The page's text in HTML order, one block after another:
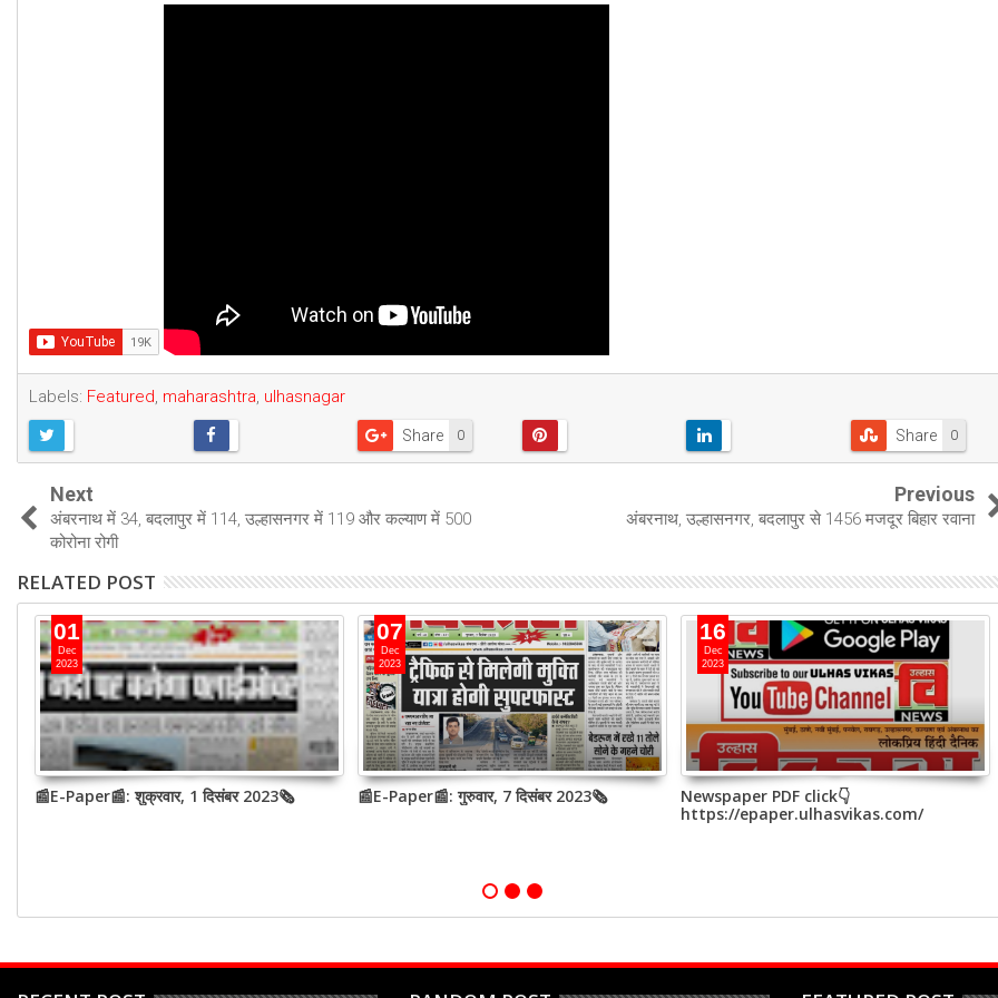
Labels: Featured, maharashtra, ulhasnagar
0
Share 0
Share
Next
अंबरनाथ में 34, बदलापुर में 114, उल्हासनगर में 119 और कल्याण में 500
कोरोना रोगी
Previous
अंबरनाथ, उल्हासनगर, बदलापुर से 1456 मजदूर बिहार रवाना
RELATED POST
01
Dec
2023
📰E-Paper📰: शुक्रवार, 1 दिसंबर 2023🗞
07
Dec
2023
📰E-Paper📰: गुरुवार, 7 दिसंबर 2023🗞
16
Dec
2023
Newspaper PDF click👇
https://epaper.ulhasvikas.com/